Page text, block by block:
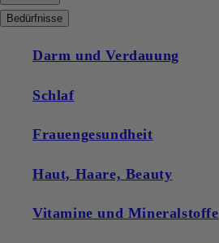
Bedürfnisse
Darm und Verdauung
Schlaf
Frauengesundheit
Haut, Haare, Beauty
Vitamine und Mineralstoffe